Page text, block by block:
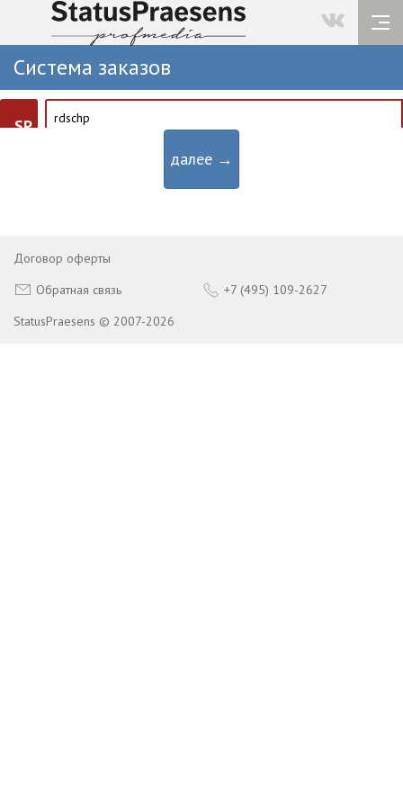
Система заказов
SP
далее →
Договор оферты
Обратная связь
+7 (495) 109-2627
StatusPraesens © 2007-2026